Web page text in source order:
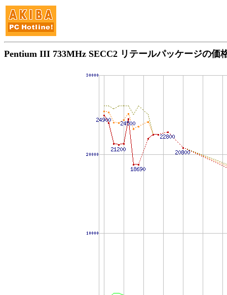
Pentium III 733MHz SECC2 リテールパッケージの価